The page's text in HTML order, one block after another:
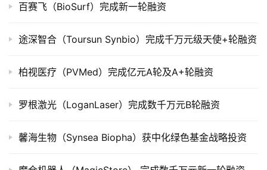
业
学
百赛飞（BioSurf）完成新一轮融资
途深智合（Toursun Synbio）完成千万元级天使+轮融资
柏视医疗（PVMed）完成亿元A轮及A+轮融资
罗根激光（LoganLaser）完成数千万元B轮融资
馨海生物（Synsea Biopha）获中化绿色基金战略投资